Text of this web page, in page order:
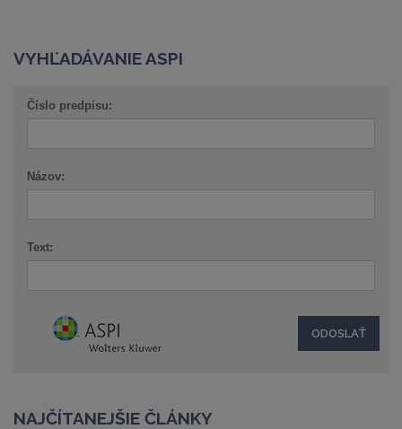
VYHĽADÁVANIE ASPI
Číslo predpisu:
Názov:
Text:
NAJČÍTANEJŠIE ČLÁNKY